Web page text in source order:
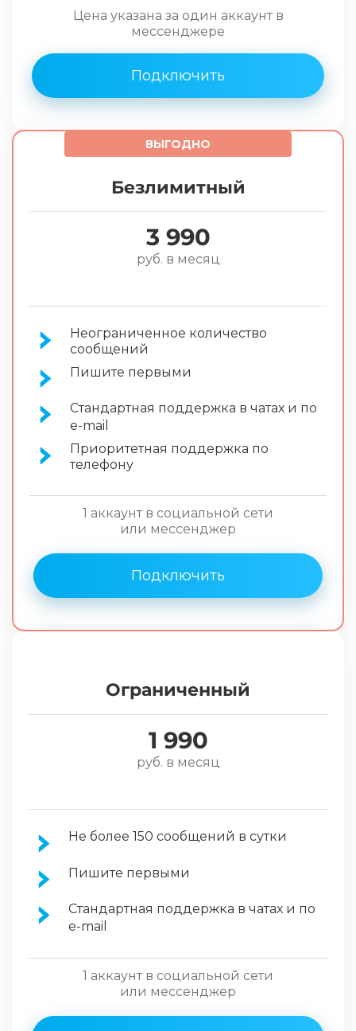
Цена указана за один аккаунт в
мессенджере
Подключить
ВЫГОДНО
Безлимитный
3 990
руб. в месяц
Неограниченное количество
сообщений
Пишите первыми
Стандартная поддержка в чатах и по
e-mail
Приоритетная поддержка по
телефону
1 аккаунт в социальной сети
или мессенджер
Подключить
Ограниченный
1 990
руб. в месяц
Не более 150 сообщений в сутки
Пишите первыми
Стандартная поддержка в чатах и по
e-mail
1 аккаунт в социальной сети
или мессенджер